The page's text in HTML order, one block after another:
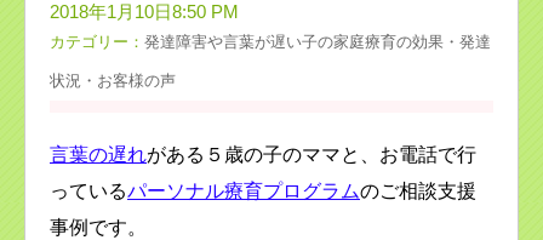
2018年1月10日8:50 PM
カテゴリー： 発達障害や言葉が遅い子の家庭療育の効果・発達
状況・お客様の声
言葉の遅れがある５歳の子のママと、お電話で行
っているパーソナル療育プログラムのご相談支援
事例です。